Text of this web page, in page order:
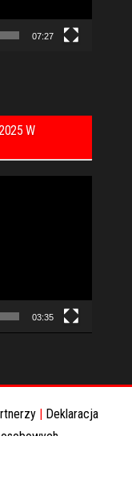
07:27
W
03:35
Deklaracja